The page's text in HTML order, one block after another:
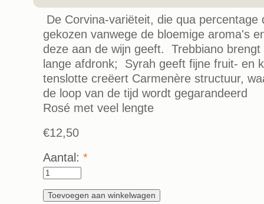
De Corvina-variëteit, die qua percentage
gekozen vanwege de bloemige aroma's
deze aan de wijn geeft. Trebbiano brengt
lange afdronk; Syrah geeft fijne fruit- en
tenslotte creëert Carmenère structuur,
de loop van de tijd wordt gegarandeerd
Rosé met veel lengte
€12,50
Aantal: *